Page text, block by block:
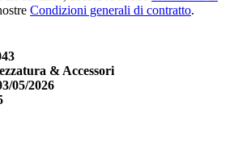
Condizioni generali di contratto.
& Accessori
05/2026